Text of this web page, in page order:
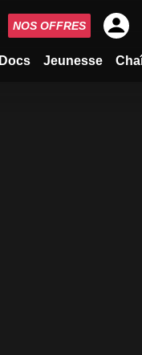
Docs Jeunesse
NOS OFFRES